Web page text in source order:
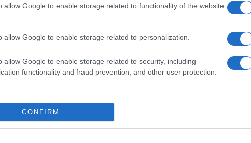
allow Google to enable storage related to functionality of the website
allow Google to enable storage related to personalization.
allow Google to enable storage related to security, including
functionality and fraud prevention, and other user protection.
CONFIRM
, ΜΕΤΡΗΣΕΙΣ
, ΣΥΡΙΖΑ